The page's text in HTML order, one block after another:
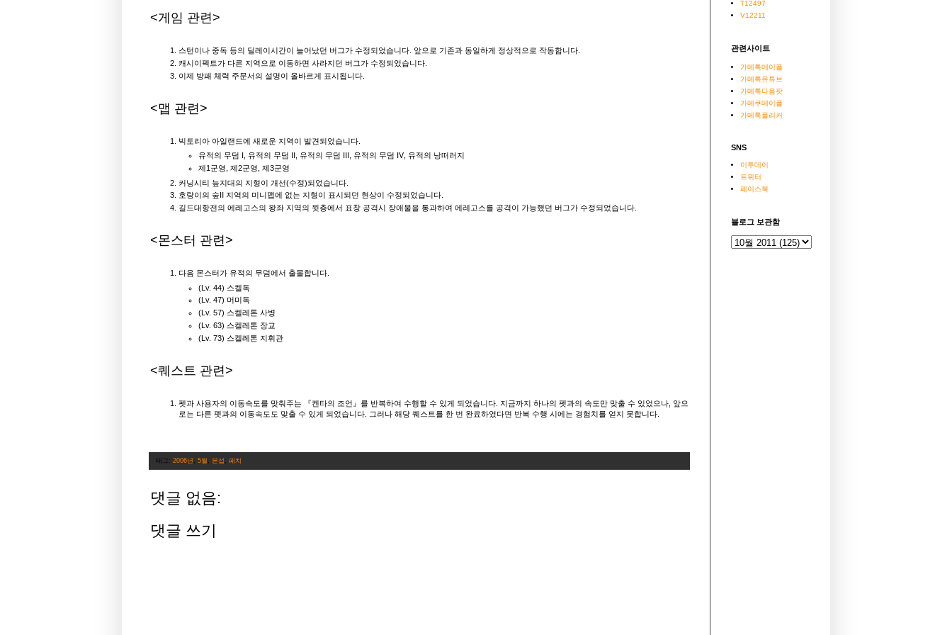
<게임 관련>
스턴이나 중독 등의 딜레이시간이 늘어났던 버그가 수정되었습니다. 앞으로 기존과 동일하게 정상적으로 작동합니다.
캐시이펙트가 다른 지역으로 이동하면 사라지던 버그가 수정되었습니다.
이제 방패 체력 주문서의 설명이 올바르게 표시됩니다.
<맵 관련>
빅토리아 아일랜드에 새로운 지역이 발견되었습니다.
유적의 무덤 Ⅰ, 유적의 무덤 Ⅱ, 유적의 무덤 Ⅲ, 유적의 무덤 Ⅳ, 유적의 낭떠러지
제1군영, 제2군영, 제3군영
커닝시티 늪지대의 지형이 개선(수정)되었습니다.
호랑이의 숲Ⅱ 지역의 미니맵에 없는 지형이 표시되던 현상이 수정되었습니다.
길드대항전의 에레고스의 왕좌 지역의 윗층에서 표창 공격시 장애물을 통과하여 에레고스를 공격이 가능했던 버그가 수정되었습니다.
<몬스터 관련>
다음 몬스터가 유적의 무덤에서 출몰합니다.
(Lv. 44) 스켈독
(Lv. 47) 머미독
(Lv. 57) 스켈레톤 사병
(Lv. 63) 스켈레톤 장교
(Lv. 73) 스켈레톤 지휘관
<퀘스트 관련>
펫과 사용자의 이동속도를 맞춰주는 『켄타의 조언』를 반복하여 수행할 수 있게 되었습니다. 지금까지 하나의 펫과의 속도만 맞출 수 있었으나, 앞으
로는 다른 펫과의 이동속도도 맞출 수 있게 되었습니다. 그러나 해당 퀘스트를 한 번 완료하였다면 반복 수행 시에는 경험치를 얻지 못합니다.
태그: 2006년 5월 본섭 패치
댓글 없음:
댓글 쓰기
T12497
V12211
관련사이트
가메톡메이플
가메톡유튜브
가메톡다음팟
가메쿠메이플
가메톡플리커
SNS
미투데이
트위터
페이스북
블로그 보관함